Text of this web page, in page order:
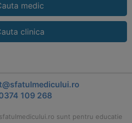
medic
clinica
109 268
sunt pentru educatie